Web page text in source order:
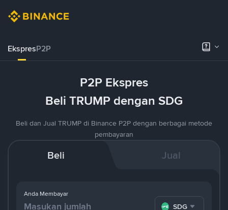
EkspresP2P
P2P Ekspres
Beli TRUMP dengan SDG
Beli dan Jual TRUMP di Binance P2P dengan berbagai metode
pembayaran
Beli Jual
Anda Membayar
SDG